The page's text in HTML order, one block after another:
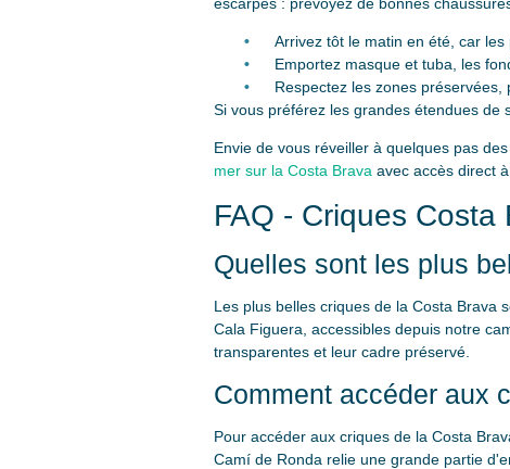
Arrivez tôt le matin en été, car
Emportez masque et tuba, les
Respectez les zones
Si vous préférez les grandes étendues de
Envie de vous réveiller à quelques pas
mer sur la Costa Brava avec accès direct
FAQ - Criques Costa
Quelles sont les plus
Les plus belles criques de la Costa Brava
Cala Figuera, accessibles depuis notre
transparentes et leur cadre préservé.
Comment accéder aux
Pour accéder aux criques de la Costa
Camí de Ronda relie une grande partie